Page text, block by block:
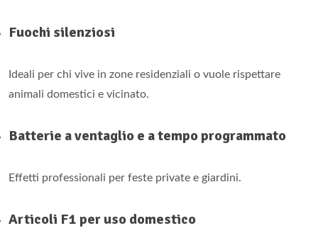
Fuochi silenziosi
Ideali per chi vive in zone residenziali o vuole rispettare
animali domestici e vicinato.
Batterie a ventaglio e a tempo programmato
Effetti professionali per feste private e giardini.
Articoli F1 per uso domestico